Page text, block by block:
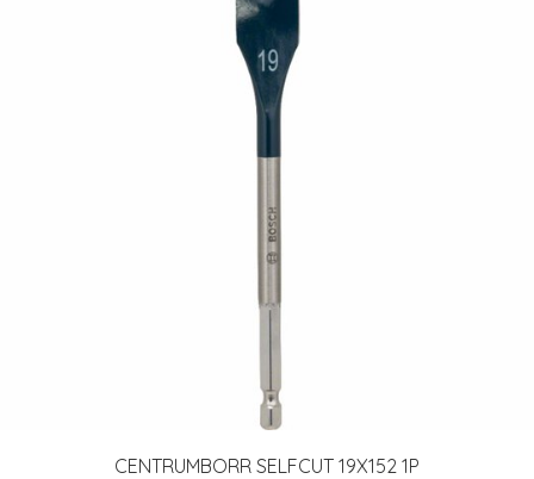
CENTRUMBORR SELFCUT 19X152 1P